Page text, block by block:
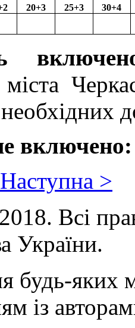
20+3 25+3 30+4
включено:
Наступна >
Всі
України.
будь-яких
із